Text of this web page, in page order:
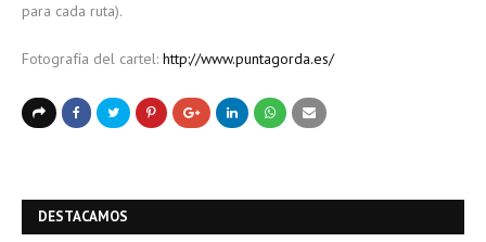
para cada ruta).
Fotografía del cartel: http://www.puntagorda.es/
DESTACAMOS